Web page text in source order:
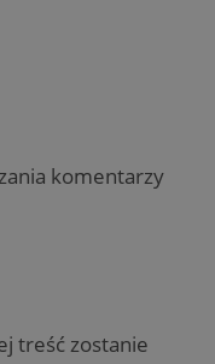
komentarzy
treść zostanie